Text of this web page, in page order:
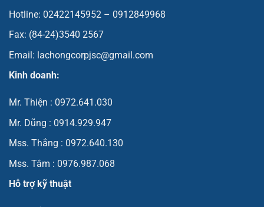
Hotline: 02422145952 – 0912849968
Fax: (84-24)3540 2567
Email: lachongcorpjsc@gmail.com
Kinh doanh:
Mr. Thiện : 0972.641.030
Mr. Dũng : 0914.929.947
Mss. Thắng : 0972.640.130
Mss. Tâm : 0976.987.068
Hỗ trợ kỹ thuật